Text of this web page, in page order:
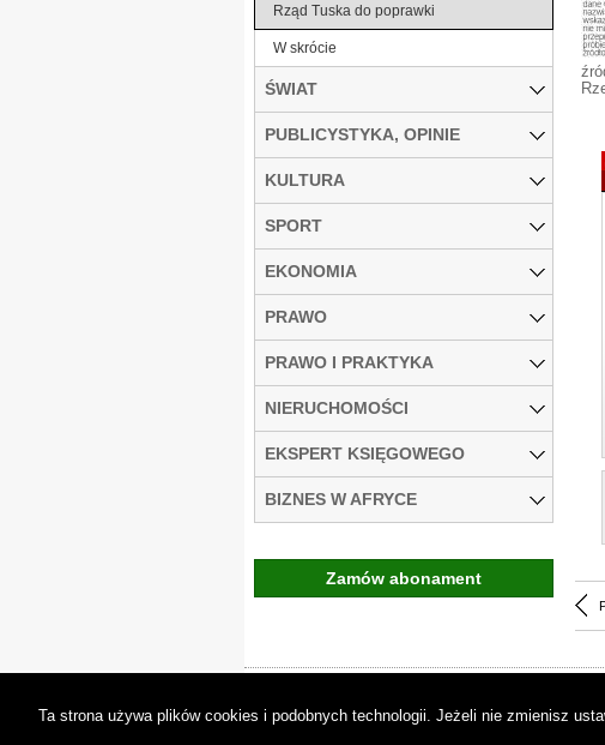
Rząd Tuska do poprawki
W skrócie
ŚWIAT
PUBLICYSTYKA, OPINIE
KULTURA
SPORT
EKONOMIA
PRAWO
PRAWO I PRAKTYKA
NIERUCHOMOŚCI
EKSPERT KSIĘGOWEGO
BIZNES W AFRYCE
Zamów abonament
Ta strona używa plików cookies i podobnych technologii. Jeżeli nie zmienisz